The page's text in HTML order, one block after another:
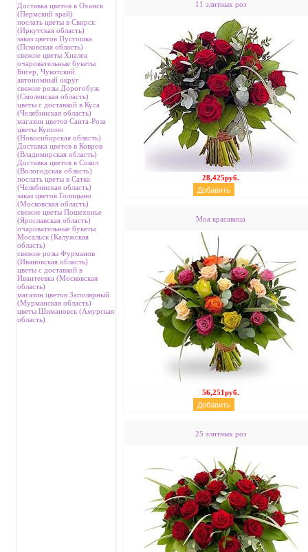
Доставка цветов в Оханск
(Пермский край)
послать цветы в Свирск
(Иркутская область)
заказ цветов Пустошка
(Псковская область)
свежие цветы Хиалеа
очаровательные букеты
Бисер, Чукотский
автономный округ
свежие розы Дорогобуж
(Смоленская область)
цветы с доставкой в Куса
(Челябинская область)
магазин цветов Санта-Роза
цветы Купино
(Новосибирская область)
Доставка цветов в Ковров
(Владимирская область)
Доставка цветов в Сокол
(Вологодская область)
послать цветы в Сатка
(Челябинская область)
заказ цветов Голицыно
(Московская область)
свежие цветы Пошехонье
(Ярославская область)
очаровательные букеты
Мосальск (Калужская
область)
свежие розы Фурманов
(Ивановская область)
цветы с доставкой в
Ивантеевка (Московская
область)
магазин цветов Заполярный
(Мурманская область)
цветы Шимановск (Амурская
область)
11 элитных роз
28,425руб.
Моя красавица
56,251руб.
25 элитных роз